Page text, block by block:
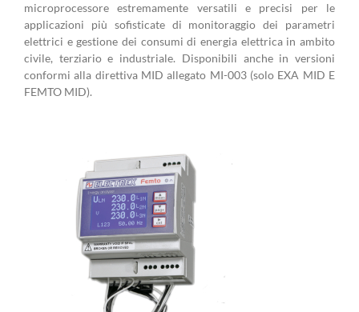
microprocessore estremamente versatili e precisi per le
applicazioni più sofisticate di monitoraggio dei parametri
elettrici e gestione dei consumi di energia elettrica in ambito
civile, terziario e industriale. Disponibili anche in versioni
conformi alla direttiva MID allegato MI-003 (solo EXA MID E
FEMTO MID).